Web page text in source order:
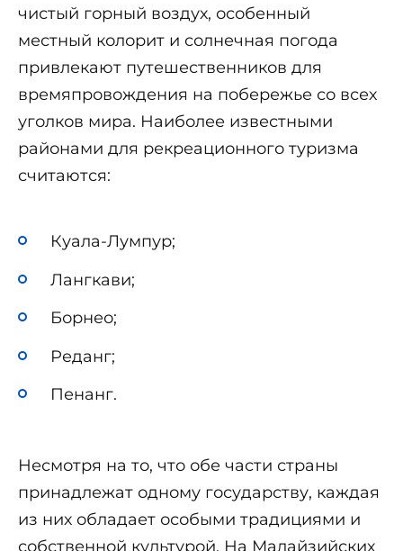
чистый горный воздух, особенный
местный колорит и солнечная погода
привлекают путешественников для
времяпровождения на побережье со всех
уголков мира. Наиболее известными
районами для рекреационного туризма
считаются:
Куала-Лумпур;
Лангкави;
Борнео;
Реданг;
Пенанг.
Несмотря на то, что обе части страны
принадлежат одному государству, каждая
из них обладает особыми традициями и
собственной культурой. На Малайзийских